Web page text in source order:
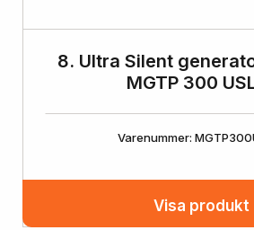
8. Ultra Silent
MGTP 300
Varenummer:
Visa produkt